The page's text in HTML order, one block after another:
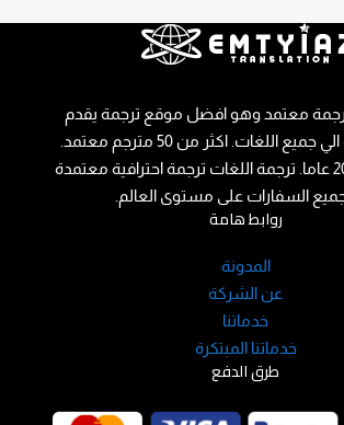
طرق الدفع
روابط هامة
المدونة
عن الشركة
خدماتنا
خدماتنا المبتكرة
ترجمة معتمد وهو افضل موقع ترجمة يقدم
خدمة الترجمة الي جميع اللغات. اكثر من 50 مترجم معتمد.
خبرة اكثر من 20 عاما. ترجمة اللغات ترجمة احترافية معتمدة
السفارات على مستوى العالم.